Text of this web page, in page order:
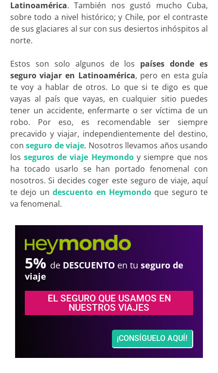
Latinoamérica. También nos gustó mucho Cuba,
sobre todo a nivel histórico; y Chile, por el contraste
de sus glaciares al sur con sus desiertos inhóspitos al
norte.
Estos son solo algunos de los países donde es
seguro viajar en Latinoamérica, pero en esta guía
te voy a hablar de otros. Lo que si te digo es que
vayas al país que vayas, en cualquier sitio puedes
tener un accidente, enfermarte o ser víctima de un
robo. Por eso, es recomendable ser siempre
precavido y viajar, independientemente del destino,
conseguro de viaje. Nosotros llevamos años usando
losseguros de viaje Heymondoy siempre que nos
ha tocado usarlo se han portado fenomenal con
nosotros. Si decides coger este seguro de viaje, aquí
te dejo undescuento en Heymondoque seguro te
va fenomenal.
5% de DESCUENTO en tu seguro de
viaje
EL SEGURO QUE USAMOS EN
NUESTROS VIAJES
¡CONSÍGUELO AQUÍ!